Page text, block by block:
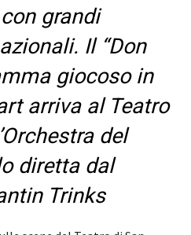
grandi
Il “Don
giocoso in
arriva al Teatro
del
diretta dal
Trinks